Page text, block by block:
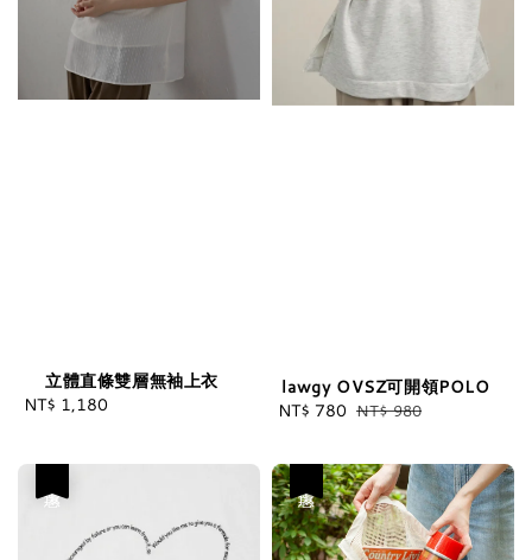
立體直條雙層無袖上衣
Regular
NT$ 1,180
lawgy OVSZ可開領POLO
Sale
NT$ 780 Regular
NT$ 980